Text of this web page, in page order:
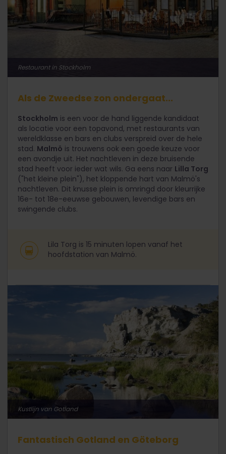
Restaurant in Stockholm
Als de Zweedse zon ondergaat...
Stockholm is een voor de hand liggende kandidaat
als locatie voor een topavond, met restaurants van
wereldklasse en bars en clubs verspreid over de hele
stad. Malmö is trouwens ook een goede keuze voor
een avondje uit. Het nachtleven in deze bruisende
stad heeft voor ieder wat wils. Ga eens naar Lilla Torg
("het kleine plein"), het kloppende hart van Malmö's
nachtleven. Dit knusse plein is omringd door kleurrijke
16e- tot 18e-eeuwse gebouwen, levendige bars en
swingende clubs.
Lila Torg is 15 minuten lopen vanaf het
hoofdstation van Malmö.
Kustlijn van Gotland
Fantastisch Gotland en Göteborg